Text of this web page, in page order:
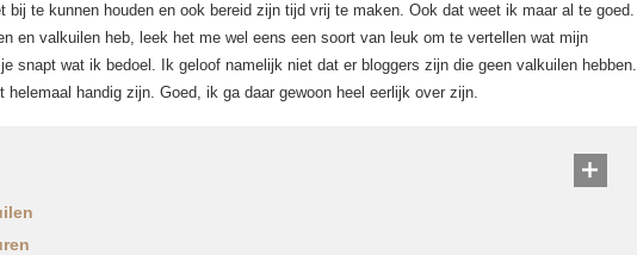
bij te kunnen houden en ook bereid zijn tijd vrij te maken. Ook dat weet ik maar al te goed.
en valkuilen heb, leek het me wel eens een soort van leuk om te vertellen wat mijn
snapt wat ik bedoel. Ik geloof namelijk niet dat er bloggers zijn die geen valkuilen hebben.
handig zijn. Goed, ik ga daar gewoon heel eerlijk over zijn.